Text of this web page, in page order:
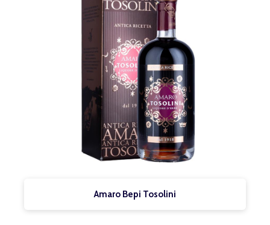
Amaro Bepi Tosolini